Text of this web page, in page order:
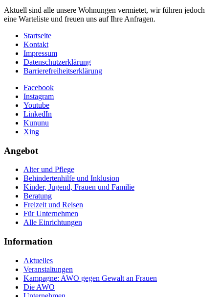
Aktuell sind alle unsere Wohnungen vermietet, wir führen jedoch
eine Warteliste und freuen uns auf Ihre Anfragen.
Startseite
Kontakt
Impressum
Datenschutzerklärung
Barrierefreiheitserklärung
Facebook
Instagram
Youtube
LinkedIn
Kununu
Xing
Angebot
Alter und Pflege
Behindertenhilfe und Inklusion
Kinder, Jugend, Frauen und Familie
Beratung
Freizeit und Reisen
Für Unternehmen
Alle Einrichtungen
Information
Aktuelles
Veranstaltungen
Kampagne: AWO gegen Gewalt an Frauen
Die AWO